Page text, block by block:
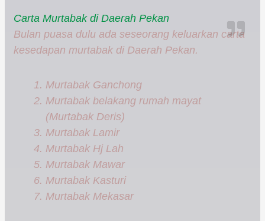
Carta Murtabak di Daerah Pekan
Bulan puasa dulu ada seseorang keluarkan carta
kesedapan murtabak di Daerah Pekan.
Murtabak Ganchong
Murtabak belakang rumah mayat
(Murtabak Deris)
Murtabak Lamir
Murtabak Hj Lah
Murtabak Mawar
Murtabak Kasturi
Murtabak Mekasar